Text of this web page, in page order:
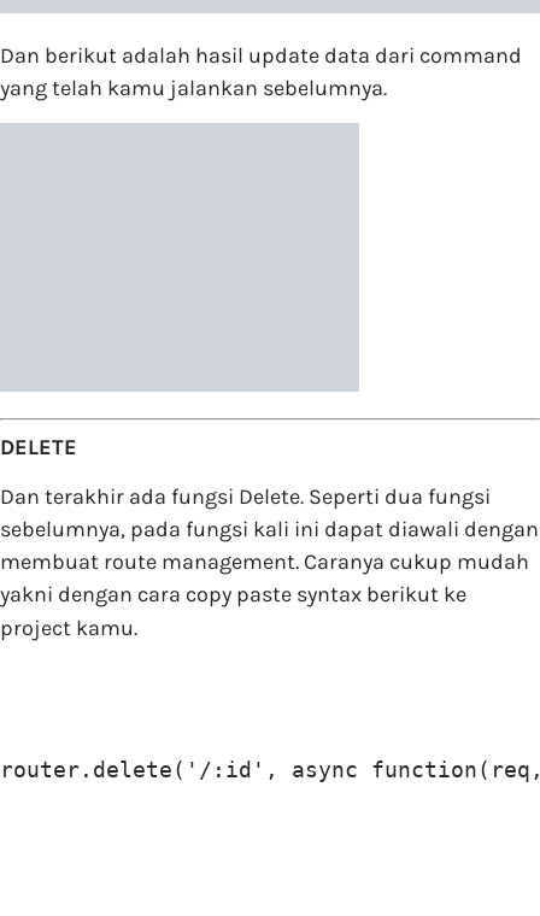
Dan berikut adalah hasil update data dari command
yang telah kamu jalankan sebelumnya.
DELETE
Dan terakhir ada fungsi Delete. Seperti dua fungsi
sebelumnya, pada fungsi kali ini dapat diawali dengan
membuat route management. Caranya cukup mudah
yakni dengan cara copy paste syntax berikut ke
project kamu.
router.delete('/:id', async function(req,